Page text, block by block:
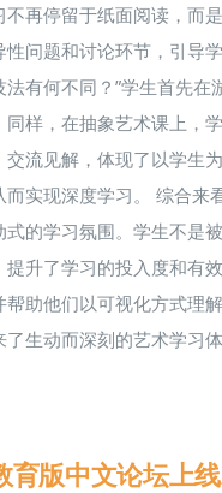
再停留于纸面阅读，而
问题和讨论环节，引导
有何不同？”学生首先
样，在抽象艺术课上，
交流见解，体现了以学生
实现深度学习。 综合来
式的学习氛围。学生不是
提升了学习的投入度和有
帮助他们以可视化方式理
生动而深刻的艺术学习体
版中文论坛上